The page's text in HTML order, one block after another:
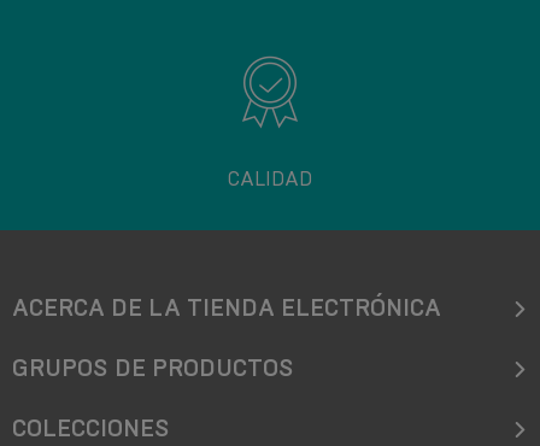
CALIDAD
ACERCA DE LA TIENDA ELECTRÓNICA
GRUPOS DE PRODUCTOS
COLECCIONES